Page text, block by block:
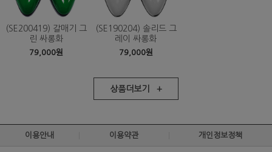
(SE200419) 갈매기 그
린 싸롱화
79,000원
(SE190204) 솔리드 그
레이 싸롱화
79,000원
상품더보기 +
이용안내 이용약관 개인정보정책